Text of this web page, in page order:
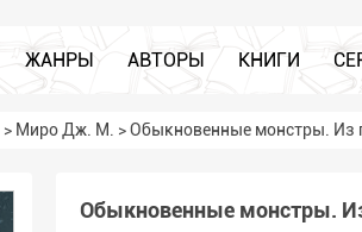
ЖАНРЫ АВТОРЫ КНИГИ
> Миро Дж. М. >Обыкновенные монстры. Из
Обыкновенные монстры.